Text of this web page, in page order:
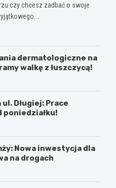
czy chcesz zadbać o swoje
dermatologiczne na
walkę z łuszczycą!
Długiej: Prace
poniedziałku!
Nowa inwestycja dla
na drogach